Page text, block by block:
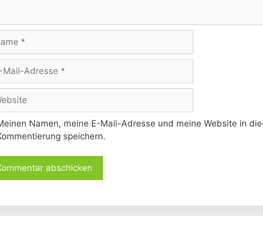
Namen, meine E-Mail-Adresse und meine Website in
speichern.